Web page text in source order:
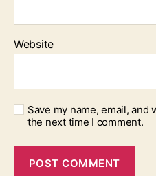
Website
Save my name, email,
the next time I comment.